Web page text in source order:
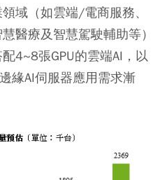
域（如雲端/電商服務、
醫療及智慧駕駛輔助等）
4~8張GPU的雲端AI，以
緣AI伺服器應用需求漸